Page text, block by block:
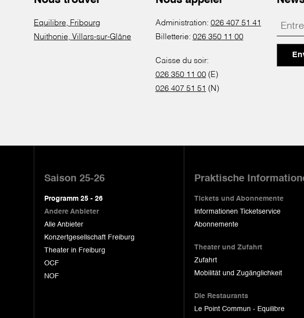
Equilibre, Fribourg
Nuithonie, Villars-sur-Glâne
Administration: 026 407 51 41
Billetterie: 026 350 11 00
Caisse du soir:
026 350 11 00(E)
026 407 51 51 (N)
Saison 25-26
Programm 25 - 26
Andere Anbieter
Alle Anbieter
Konzertgesellschaft Freiburg
Theater in Freiburg
OCF
NOF
Praktische
Tickets und Abonnemente
Informationen Ticketservice
Abonnemente
Theater und Zufahrt
Zufahrt
Mobilität und Zugänglichkeit
Die Restaurants
Le Point Commun - Equilibre